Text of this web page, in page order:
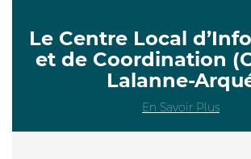
Le Centre Local
et de Coordination
Lalanne-
En Savoir Plus